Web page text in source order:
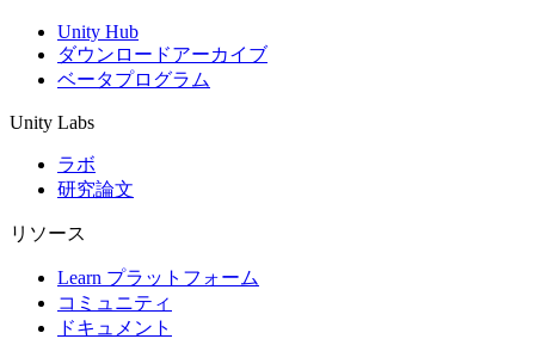
Unity Hub
ダウンロードアーカイブ
ベータプログラム
Unity Labs
ラボ
研究論文
リソース
Learn プラットフォーム
コミュニティ
ドキュメント